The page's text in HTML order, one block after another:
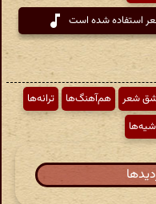
استفاده شده است
شعر هم‌آهنگ‌ها
ترانه‌ها